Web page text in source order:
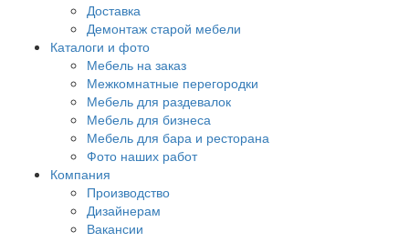
Доставка
Демонтаж старой мебели
Каталоги и фото
Мебель на заказ
Межкомнатные перегородки
Мебель для раздевалок
Мебель для бизнеса
Мебель для бара и ресторана
Фото наших работ
Компания
Производство
Дизайнерам
Вакансии